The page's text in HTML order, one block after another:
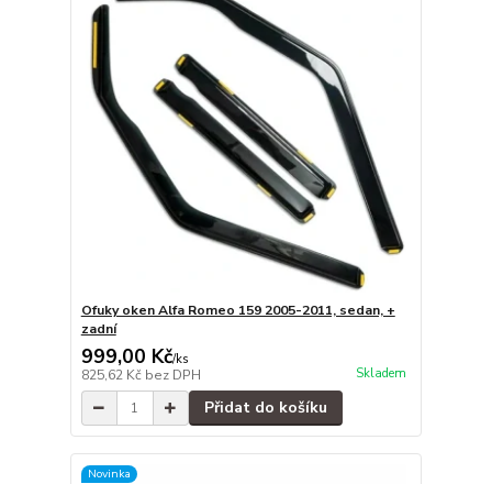
Ofuky oken Alfa Romeo 159 2005-2011, sedan, +
zadní
999,00 Kč/ks
825,62 Kč bez DPH Skladem
Přidat do košíku
Novinka